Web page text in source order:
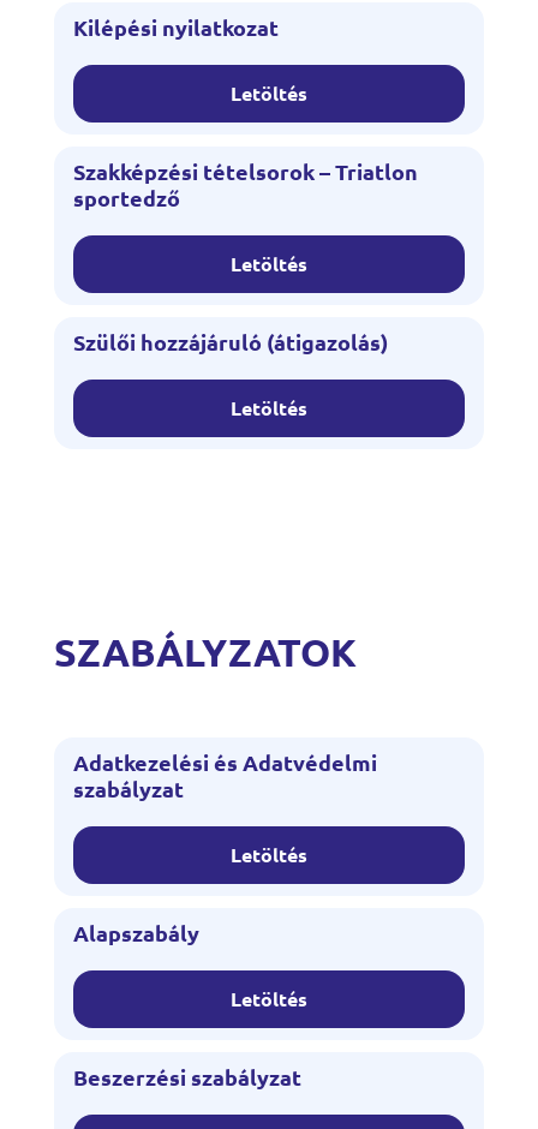
Kilépési nyilatkozat
Letöltés
Szakképzési tételsorok – Triatlon
sportedző
Letöltés
Szülői hozzájáruló (átigazolás)
Letöltés
SZABÁLYZATOK
Adatkezelési és Adatvédelmi
szabályzat
Letöltés
Alapszabály
Letöltés
Beszerzési szabályzat